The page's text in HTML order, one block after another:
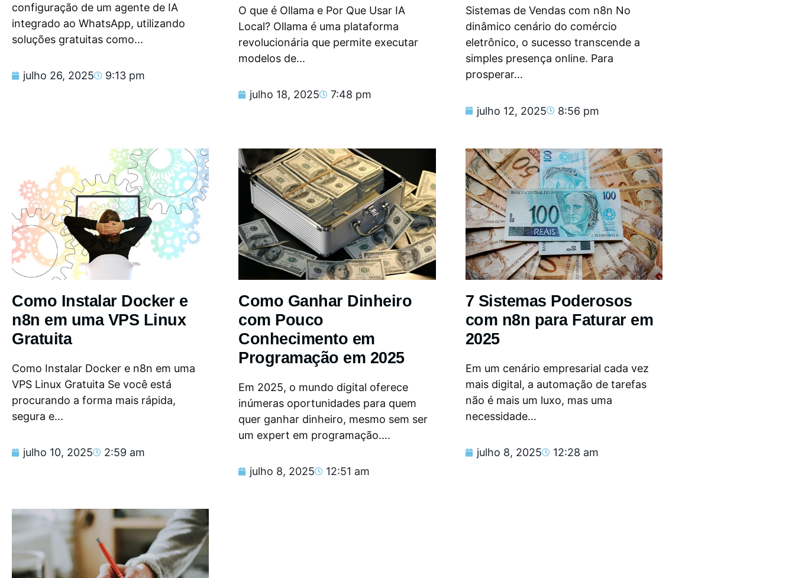
configuração de um agente de IA
integrado ao WhatsApp, utilizando
soluções gratuitas como...
julho 26, 2025 9:13 pm
O que é Ollama e Por Que Usar IA
Local? Ollama é uma plataforma
revolucionária que permite executar
modelos de...
julho 18, 2025 7:48 pm
Sistemas de Vendas com n8n No
dinâmico cenário do comércio
eletrônico, o sucesso transcende a
simples presença online. Para
prosperar...
julho 12, 2025 8:56 pm
Como Instalar Docker e
n8n em uma VPS Linux
Gratuita
Como Instalar Docker e n8n em uma
VPS Linux Gratuita Se você está
procurando a forma mais rápida,
segura e...
julho 10, 2025 2:59 am
Como Ganhar Dinheiro
com Pouco
Conhecimento em
Programação em 2025
Em 2025, o mundo digital oferece
inúmeras oportunidades para quem
quer ganhar dinheiro, mesmo sem ser
um expert em programação....
julho 8, 2025 12:51 am
7 Sistemas Poderosos
com n8n para Faturar em
2025
Em um cenário empresarial cada vez
mais digital, a automação de tarefas
não é mais um luxo, mas uma
necessidade...
julho 8, 2025 12:28 am